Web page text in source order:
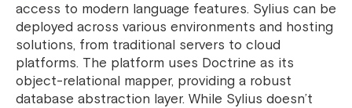
access to modern language features. Sylius can be
deployed across various environments and hosting
solutions, from traditional servers to cloud
platforms. The platform uses Doctrine as its
object-relational mapper, providing a robust
database abstraction layer. While Sylius doesn’t